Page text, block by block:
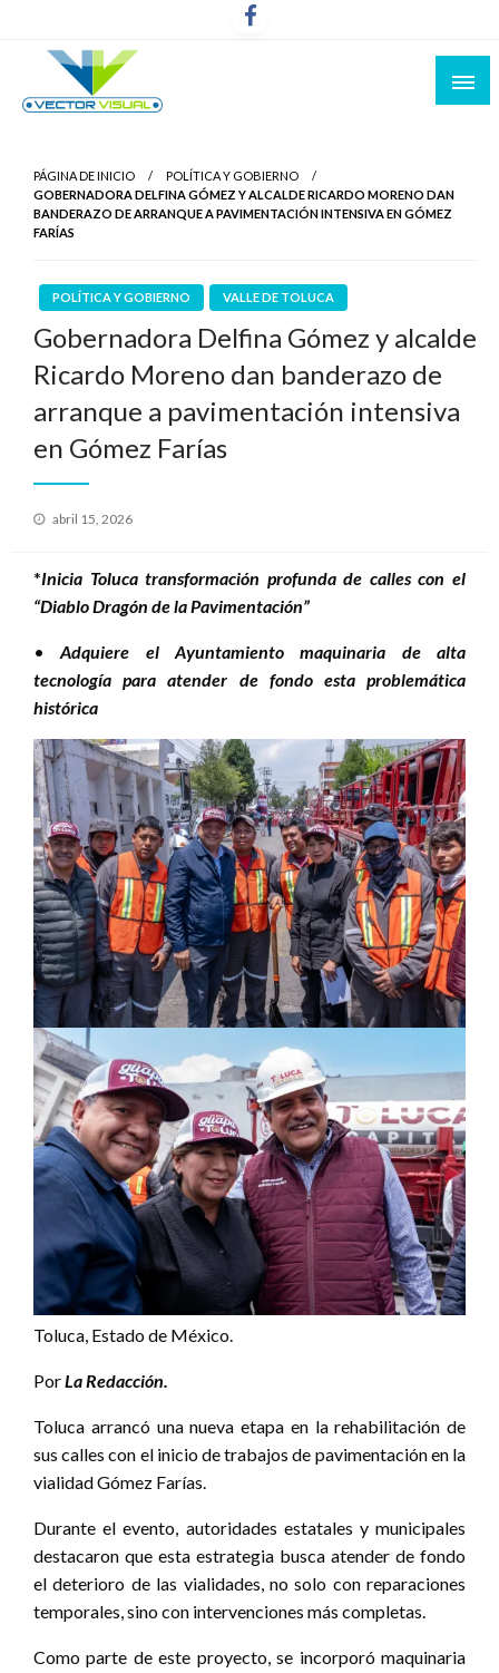
PÁGINA DE INICIO
POLÍTICA Y GOBIERNO
GOBERNADORA DELFINA GÓMEZ Y ALCALDE RICARDO MORENO DAN
BANDERAZO DE ARRANQUE A PAVIMENTACIÓN INTENSIVA EN GÓMEZ
FARÍAS
POLÍTICA Y GOBIERNO VALLE DE TOLUCA
Gobernadora Delfina Gómez y alcalde
Ricardo Moreno dan banderazo de
arranque a pavimentación intensiva
en Gómez Farías
Publicado
abril 15, 2026
*Inicia Toluca transformación profunda de calles con el
“Diablo Dragón de la Pavimentación”
•Adquiere el Ayuntamiento maquinaria de alta
tecnología para atender de fondo esta problemática
histórica
Toluca, Estado de México.
PorLa Redacción.
Toluca arrancó una nueva etapa en la rehabilitación de
sus calles con el inicio de trabajos de pavimentación en la
vialidad Gómez Farías.
Durante el evento, autoridades estatales y municipales
destacaron que esta estrategia busca atender de fondo
el deterioro de las vialidades, no solo con reparaciones
temporales, sino con intervenciones más completas.
Como parte de este proyecto, se incorporó maquinaria